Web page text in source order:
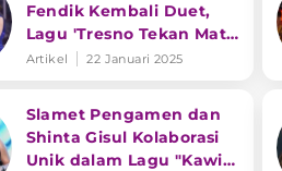
Fendik Kembali Duet,
Lagu 'Tresno Tekan Mati'
Bikin Ribu Hati Terpikat
Artikel 22 Januari 2025
Slamet Pengamen dan
Shinta Gisul Kolaborasi
Unik dalam Lagu "Kawin